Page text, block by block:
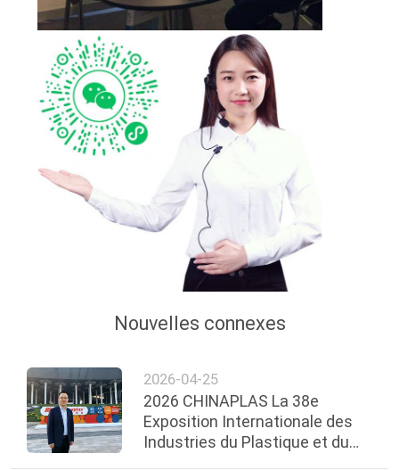
SITE
PRIVACY
POLICY
Nouvelles connexes
2026-04-25
2026 CHINAPLAS La 38e
Exposition Internationale des
Industries du Plastique et du